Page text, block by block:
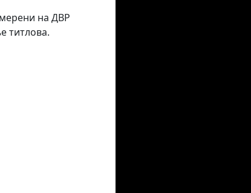
на ДВР
титлова.